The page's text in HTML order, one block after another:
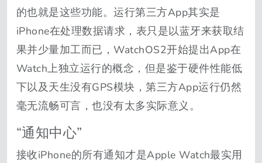
的也就是这些功能。运行第三方App其实是
iPhone在处理数据请求，表只是以蓝牙来获取结
果并少量加工而已，WatchOS2开始提出App在
Watch上独立运行的概念，但是鉴于硬件性能低
下以及天生没有GPS模块，第三方App运行仍然
毫无流畅可言，也没有太多实际意义。
“通知中心”
接收iPhone的所有通知才是Apple Watch最实用